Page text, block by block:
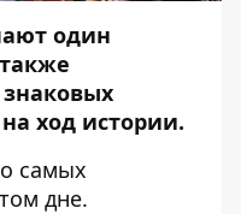
один
ход истории.
самых
дне.